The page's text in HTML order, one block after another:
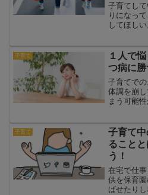
子育てし
りになっ
してほし
ちゃ。危
うにしな
子育て
１人で
つ病に
子育てでの
体調を崩
まう可能
りしてし
けないと
子育て
子育て
ること
う！
在宅で仕
供を保育
ばせたり